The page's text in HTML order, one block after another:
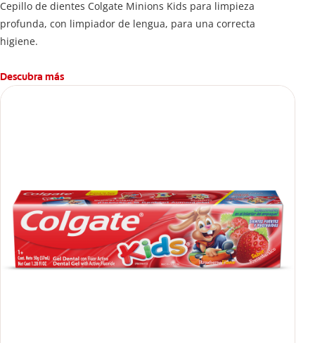
Cepillo de dientes Colgate Minions Kids para limpieza
profunda, con limpiador de lengua, para una correcta
higiene.
Descubra más